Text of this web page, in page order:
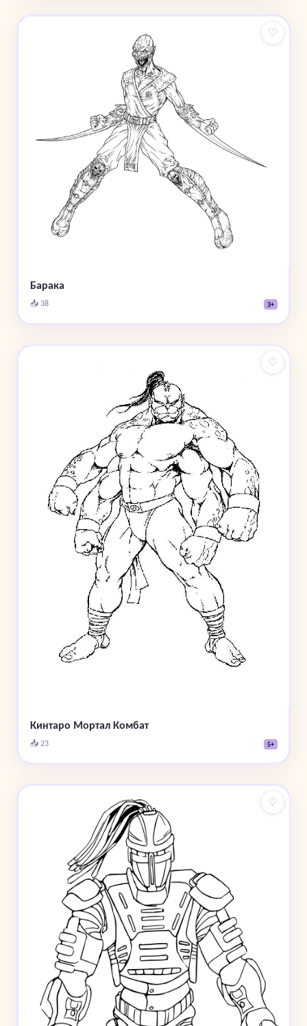
♡
Барака
📥 38 3+
♡
Кинтаро Мортал Комбат
📥 23 5+
♡